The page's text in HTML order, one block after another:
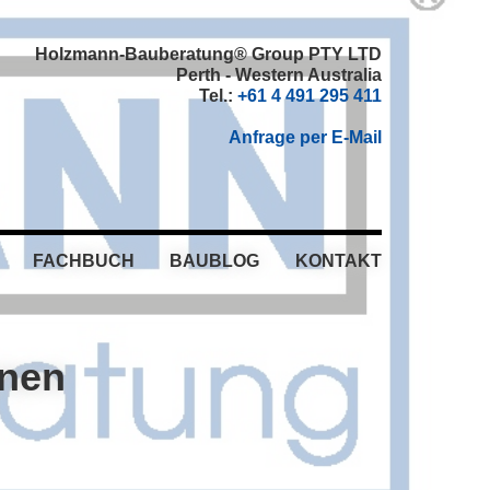
Holzmann-Bauberatung® Group PTY LTD
Perth - Western Australia
Tel.: +61 4 491 295 411
Anfrage per E-Mail
FACHBUCH BAUBLOG KONTAKT